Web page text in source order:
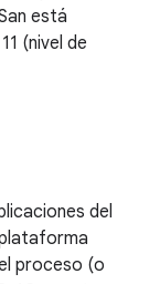
está
(nivel de
del
proceso (o